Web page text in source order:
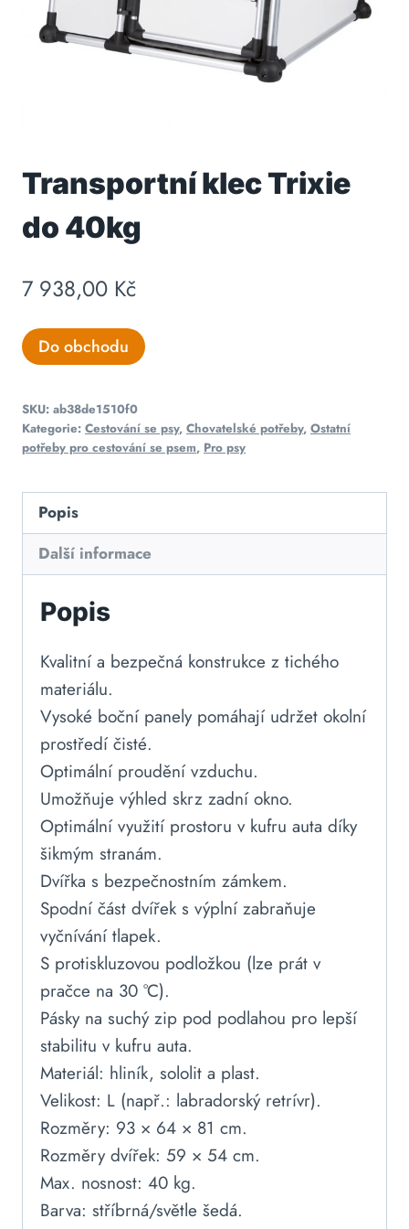
Transportní klec Trixie
do 40kg
7 938,00 Kč
Do obchodu
SKU: ab38de1510f0
Kategorie: Cestování se psy, Chovatelské potřeby, Ostatní
potřeby pro cestování se psem, Pro psy
Popis
Další informace
Popis
Kvalitní a bezpečná konstrukce z tichého
materiálu.
Vysoké boční panely pomáhají udržet okolní
prostředí čisté.
Optimální proudění vzduchu.
Umožňuje výhled skrz zadní okno.
Optimální využití prostoru v kufru auta díky
šikmým stranám.
Dvířka s bezpečnostním zámkem.
Spodní část dvířek s výplní zabraňuje
vyčnívání tlapek.
S protiskluzovou podložkou (lze prát v
pračce na 30 °C).
Pásky na suchý zip pod podlahou pro lepší
stabilitu v kufru auta.
Materiál: hliník, sololit a plast.
Velikost: L (např.: labradorský retrívr).
Rozměry: 93 × 64 × 81 cm.
Rozměry dvířek: 59 × 54 cm.
Max. nosnost: 40 kg.
Barva: stříbrná/světle šedá.